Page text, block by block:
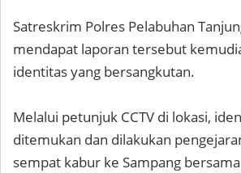
Satreskrim Polres Pelabuhan
mendapat laporan tersebut
identitas yang bersangkutan.
Melalui petunjuk CCTV di lokasi,
ditemukan dan dilakukan
sempat kabur ke Sampang